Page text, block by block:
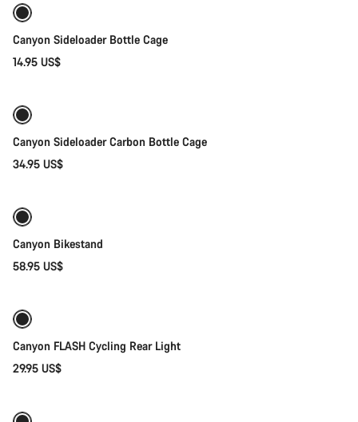
Fitness
&
Touring
Gear
Canyon Sideloader Bottle Cage
14.95 US$
Canyon Sideloader Carbon Bottle Cage
34.95 US$
Canyon Bikestand
58.95 US$
Canyon FLASH Cycling Rear Light
29.95 US$